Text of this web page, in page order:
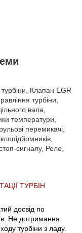
Клапан EGR
турбіни,
вала,
температури,
перемикачі,
сигналу, Реле,
ТУРБІН
досвід по
Не дотримання
турбіни з ладу.